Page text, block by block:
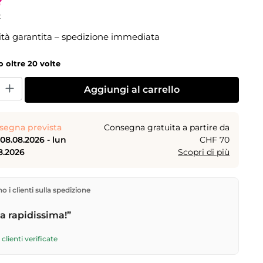
di 5 su 5 stelle
garantita – spedizione immediata
oltre 20 volte
inserisci la quantità desiderata o usa i pulsanti per aumentare o
Aggiungi al carrello
prevista
- lun
Consegna gratuita a partire da
CHF 70
Scopri di più
dal nostro magazzino a Kriens, in Svizzera.
a partire da
spediti in giornata – consegna il
Posta Svizzera. Consegna sabato
i clienti sulla spedizione
rapidissima!”
clienti verificate